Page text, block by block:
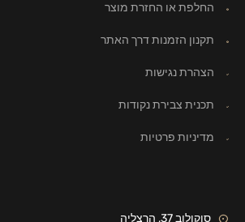
החלפת או החזרת מוצר
תקנון הזמנות דרך האתר
הצהרת נגישות
תכנית צבירת נקודות
מדיניות פרטיות
סוקולוב 37, הרצליה